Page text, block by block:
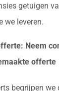
getuigen
we leveren.
Neem
offerte
begrijpen